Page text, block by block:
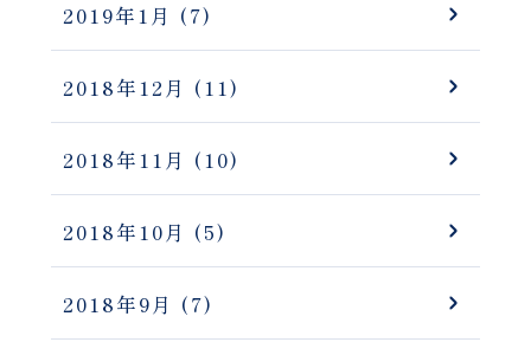
2019年1月 (7)
2018年12月 (11)
2018年11月 (10)
2018年10月 (5)
2018年9月 (7)